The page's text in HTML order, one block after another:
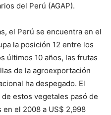
del Perú (AGAP).
el Perú se encuentra en el
la posición 12 entre los
últimos 10 años, las frutas
de la agroexportación
ha despegado. El
estos vegetales pasó de
el 2008 a US$ 2,998